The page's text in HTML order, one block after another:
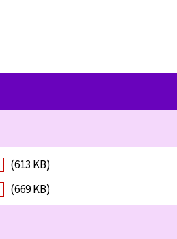
(613 KB)
(669 KB)